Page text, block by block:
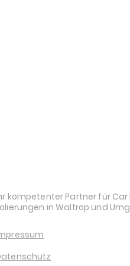
kompetenter Partner für Car
in Waltrop und